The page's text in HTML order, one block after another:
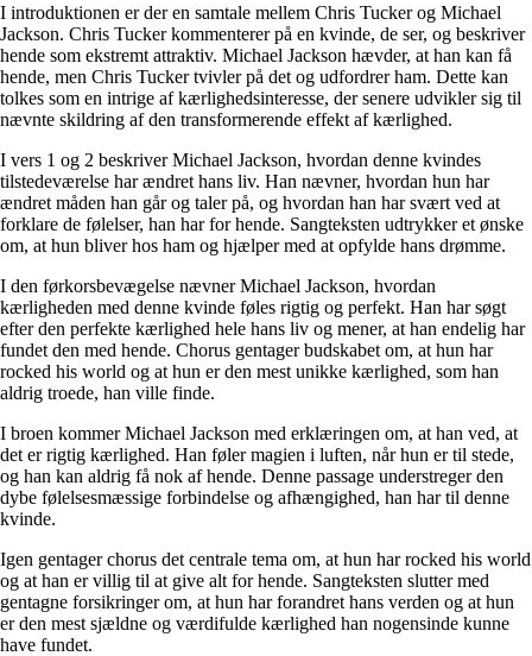
I introduktionen er der en samtale mellem Chris Tucker og Michael
Jackson. Chris Tucker kommenterer på en kvinde, de ser, og beskriver
hende som ekstremt attraktiv. Michael Jackson hævder, at han kan få
hende, men Chris Tucker tvivler på det og udfordrer ham. Dette kan
tolkes som en intrige af kærlighedsinteresse, der senere udvikler sig til
nævnte skildring af den transformerende effekt af kærlighed.
I vers 1 og 2 beskriver Michael Jackson, hvordan denne kvindes
tilstedeværelse har ændret hans liv. Han nævner, hvordan hun har
ændret måden han går og taler på, og hvordan han har svært ved at
forklare de følelser, han har for hende. Sangteksten udtrykker et ønske
om, at hun bliver hos ham og hjælper med at opfylde hans drømme.
I den førkorsbevægelse nævner Michael Jackson, hvordan
kærligheden med denne kvinde føles rigtig og perfekt. Han har søgt
efter den perfekte kærlighed hele hans liv og mener, at han endelig har
fundet den med hende. Chorus gentager budskabet om, at hun har
rocked his world og at hun er den mest unikke kærlighed, som han
aldrig troede, han ville finde.
I broen kommer Michael Jackson med erklæringen om, at han ved, at
det er rigtig kærlighed. Han føler magien i luften, når hun er til stede,
og han kan aldrig få nok af hende. Denne passage understreger den
dybe følelsesmæssige forbindelse og afhængighed, han har til denne
kvinde.
Igen gentager chorus det centrale tema om, at hun har rocked his world
og at han er villig til at give alt for hende. Sangteksten slutter med
gentagne forsikringer om, at hun har forandret hans verden og at hun
er den mest sjældne og værdifulde kærlighed han nogensinde kunne
have fundet.